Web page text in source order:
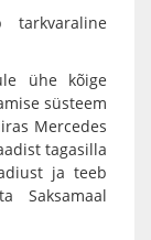
tarkvaraline
ühe kõige
süsteem
Mercedes
tagasilla
ja teeb
Saksamaal